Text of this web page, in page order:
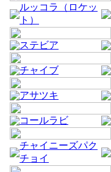
ルッコラ（ロケッ
ト）
ステビア
チャイブ
アサツキ
コールラビ
チャイニーズパク
チョイ